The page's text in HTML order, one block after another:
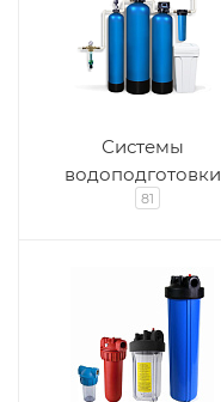
Системы
водоподготовки
81